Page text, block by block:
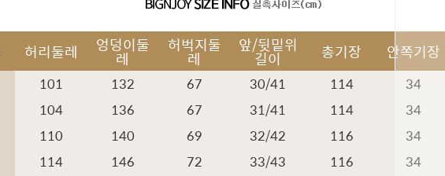
허리둘레 엉덩이둘
레
허벅지둘
레
앞/뒷밑위
길이 총기장 안쪽기장
101 132 67 30/41 114 34
104 136 67 31/41 114 34
110 140 69 32/42 116 34
114 146 72 33/43 116 34